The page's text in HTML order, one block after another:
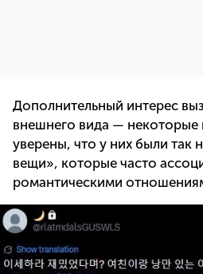
Дополнительный интерес
внешнего вида — некоторые
уверены, что у них были так
вещи», которые часто
романтическими